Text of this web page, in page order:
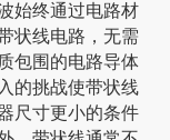
始终通过电路材
状线电路，无需
包围的电路导体
的挑战使带状线
尺寸更小的条件